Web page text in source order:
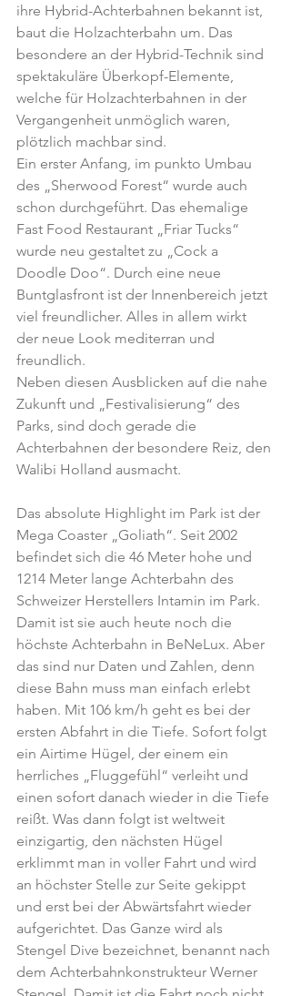
ihre Hybrid-Achterbahnen bekannt ist,
baut die Holzachterbahn um. Das
besondere an der Hybrid-Technik sind
spektakuläre Überkopf-Elemente,
welche für Holzachterbahnen in der
Vergangenheit unmöglich waren,
plötzlich machbar sind.
Ein erster Anfang, im punkto Umbau
des „Sherwood Forest“ wurde auch
schon durchgeführt. Das ehemalige
Fast Food Restaurant „Friar Tucks“
wurde neu gestaltet zu „Cock a
Doodle Doo“. Durch eine neue
Buntglasfront ist der Innenbereich jetzt
viel freundlicher. Alles in allem wirkt
der neue Look mediterran und
freundlich.
Neben diesen Ausblicken auf die nahe
Zukunft und „Festivalisierung“ des
Parks, sind doch gerade die
Achterbahnen der besondere Reiz, den
Walibi Holland ausmacht.
Das absolute Highlight im Park ist der
Mega Coaster „Goliath“. Seit 2002
befindet sich die 46 Meter hohe und
1214 Meter lange Achterbahn des
Schweizer Herstellers Intamin im Park.
Damit ist sie auch heute noch die
höchste Achterbahn in BeNeLux. Aber
das sind nur Daten und Zahlen, denn
diese Bahn muss man einfach erlebt
haben. Mit 106 km/h geht es bei der
ersten Abfahrt in die Tiefe. Sofort folgt
ein Airtime Hügel, der einem ein
herrliches „Fluggefühl“ verleiht und
einen sofort danach wieder in die Tiefe
reißt. Was dann folgt ist weltweit
einzigartig, den nächsten Hügel
erklimmt man in voller Fahrt und wird
an höchster Stelle zur Seite gekippt
und erst bei der Abwärtsfahrt wieder
aufgerichtet. Das Ganze wird als
Stengel Dive bezeichnet, benannt nach
dem Achterbahnkonstrukteur Werner